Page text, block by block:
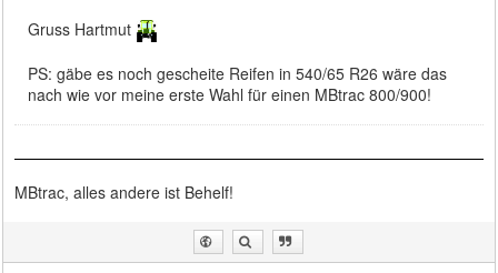
Gruss Hartmut
PS: gäbe es noch gescheite Reifen in 540/65 R26 wäre das
nach wie vor meine erste Wahl für einen MBtrac 800/900!
MBtrac, alles andere ist Behelf!